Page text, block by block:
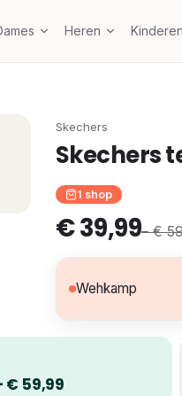
Heren Kinderen
Skechers
Skechers
1 shop
€ 39,99– €
Wehkamp
€ 59,99